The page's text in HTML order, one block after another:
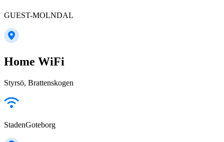
GUEST-MOLNDAL
Home WiFi
Styrsö, Brattenskogen
StadenGoteborg